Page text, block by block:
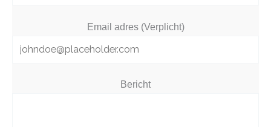
Email adres (Verplicht)
Bericht